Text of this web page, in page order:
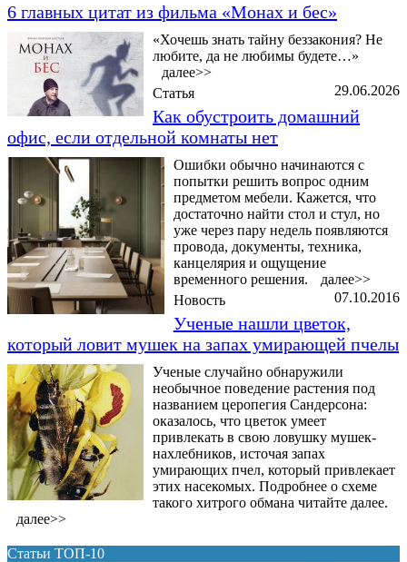
6 главных цитат из фильма «Монах и бес»
«Хочешь знать тайну беззакония? Не
любите, да не любимы будете…»
далее>>
29.06.2026
Статья
Как обустроить домашний
офис, если отдельной комнаты нет
Ошибки обычно начинаются с
попытки решить вопрос одним
предметом мебели. Кажется, что
достаточно найти стол и стул, но
уже через пару недель появляются
провода, документы, техника,
канцелярия и ощущение
временного решения.
далее>>
07.10.2016
Новость
Ученые нашли цветок,
который ловит мушек на запах умирающей пчелы
Ученые случайно обнаружили
необычное поведение растения под
названием церопегия Сандерсона:
оказалось, что цветок умеет
привлекать в свою ловушку мушек-
нахлебников, источая запах
умирающих пчел, который привлекает
этих насекомых. Подробнее о схеме
такого хитрого обмана читайте далее.
далее>>
Статьи ТОП-10